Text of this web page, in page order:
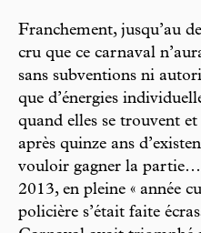
Franchement, jusqu’au
cru que ce carnaval
sans subventions ni
que d’énergies
quand elles se trouvent et
après quinze ans
vouloir gagner la partie…
2013, en pleine « année
policière s’était faite